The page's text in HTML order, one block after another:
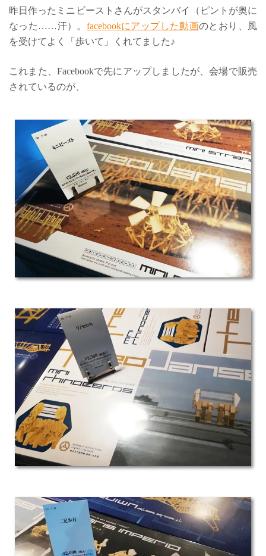
昨日作ったミニビーストさんがスタンバイ（ピントが奥に
なった……汗）。 facebookにアップした動画のとおり、風
を受けてよく「歩いて」くれてました♪
これまた、Facebookで先にアップしましたが、会場で販売
されているのが、